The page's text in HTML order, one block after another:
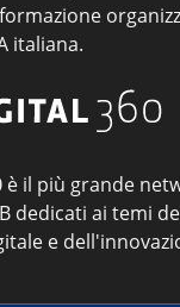
italiana.
è il più grande
dedicati ai temi
e